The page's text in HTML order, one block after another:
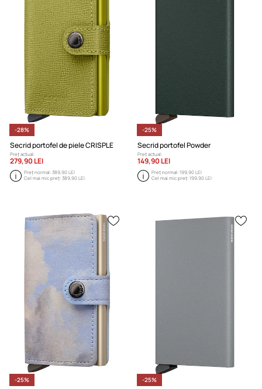
-28%
Secrid portofel de piele CRISPLE
Preț actual:
279,90 LEI
Preț normal:389,90 LEI
Cel mai mic preț:389,90 LEI
-25%
Secrid portofel Powder
Preț actual:
149,90 LEI
Preț normal:199,90 LEI
Cel mai mic preț:199,90 LEI
-25% -25%